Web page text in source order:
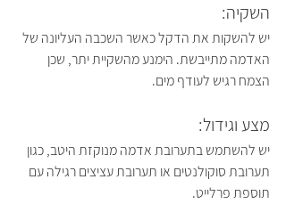
השקיה:
יש להשקות את הדקל כאשר השכבה העליונה של
האדמה מתייבשת. הימנע מהשקיית יתר, שכן
הצמח רגיש לעודף מים.
מצע וגידול:
יש להשתמש בתערובת אדמה מנוקזת היטב, כגון
תערובת סוקולנטים או תערובת עציצים רגילה עם
תוספת פרלייט.